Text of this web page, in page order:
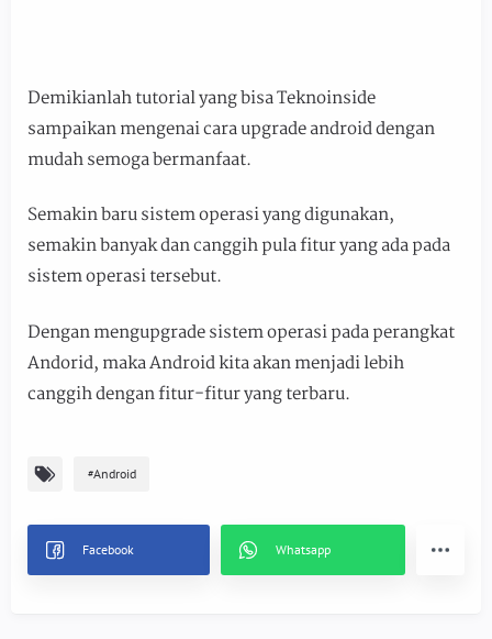
Demikianlah tutorial yang bisa Teknoinside
sampaikan mengenai cara upgrade android dengan
mudah semoga bermanfaat.
Semakin baru sistem operasi yang digunakan,
semakin banyak dan canggih pula fitur yang ada pada
sistem operasi tersebut.
Dengan mengupgrade sistem operasi pada perangkat
Andorid, maka Android kita akan menjadi lebih
canggih dengan fitur-fitur yang terbaru.
Android